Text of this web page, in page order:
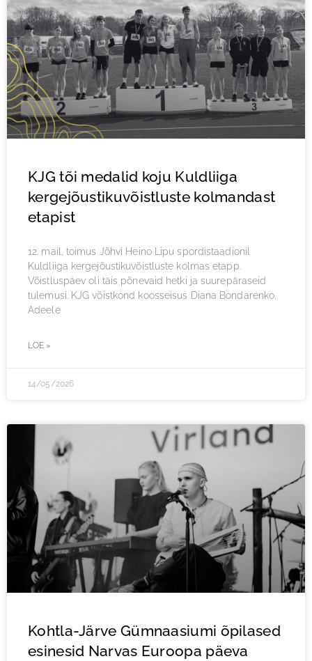
KJG tõi medalid koju Kuldliiga
kergejõustikuvõistluste kolmandast
etapist
12. mail, toimus Jõhvi Heino Lipu spordistaadionil
Kuldliiga kergejõustikuvõistluste kolmas etapp.
Võistluspäev oli täis põnevaid hetki ja suurepäraseid
tulemusi. KJG võistkond koosseisus Diana Bondarenko,
Adeele
LOE »
14/05/2026
Kohtla-Järve Gümnaasiumi õpilased
esinesid Narvas Euroopa päeva